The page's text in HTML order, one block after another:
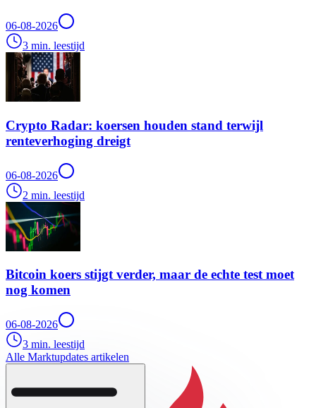
06-08-2026
3 min. leestijd
Crypto Radar: koersen houden stand terwijl
renteverhoging dreigt
06-08-2026
2 min. leestijd
Bitcoin koers stijgt verder, maar de echte test moet
nog komen
06-08-2026
3 min. leestijd
Alle Marktupdates artikelen